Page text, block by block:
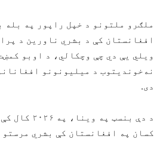
ملګرو ملتونو د خپل راپور په بله
افغانستان کې د بشري ناورین د
ویلي یې دي چې وچکالي، د اوبو
نه‌خوندیتوب د میلیونونو
دی.
کسان په افغانستان کې بشري